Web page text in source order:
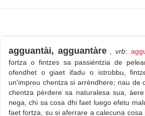
agguantài, agguantàre , vrb:
fortza o fintzes sa passiéntzia de
ofendhet o giaet ifadu o istrobbu,
un'impreu chentza si arrèndhere; nau
chentza pèrdere sa naturalesa sua,
nega, chi sa cosa dhi faet luego efetu
faet fortza, su si aferrare a calecuna